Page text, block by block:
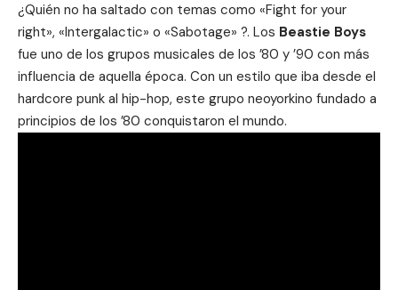
¿Quién no ha saltado con temas como «Fight for your
right», «Intergalactic» o «Sabotage» ?. Los Beastie Boys
fue uno de los grupos musicales de los ’80 y ’90 con más
influencia de aquella época. Con un estilo que iba desde el
hardcore punk al hip-hop, este grupo neoyorkino fundado a
principios de los ’80 conquistaron el mundo.